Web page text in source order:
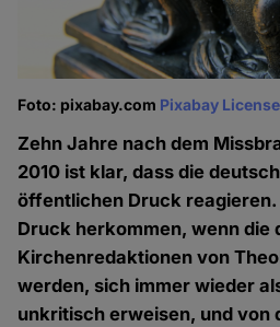
Foto: pixabay.com Pixabay License
Zehn Jahre nach dem
2010 ist klar, dass die
öffentlichen Druck
Druck herkommen, wenn die
Kirchenredaktionen von
werden, sich immer wieder
unkritisch erweisen, und von